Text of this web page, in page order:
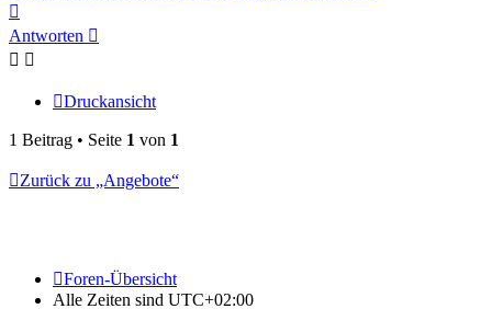
oben
Antworten
Druckansicht
1 Beitrag • Seite 1 von 1
Zurück zu „Angebote“
Foren-Übersicht
Alle Zeiten sind UTC+02:00